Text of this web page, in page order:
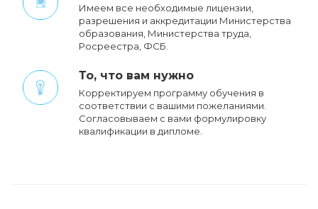
Имеем все необходимые лицензии,
разрешения и аккредитации Министерства
образования, Министерства труда,
Росреестра, ФСБ.
То, что вам нужно
Корректируем программу обучения в
соответствии с вашими пожеланиями.
Cогласовываем с вами формулировку
квалификации в дипломе.